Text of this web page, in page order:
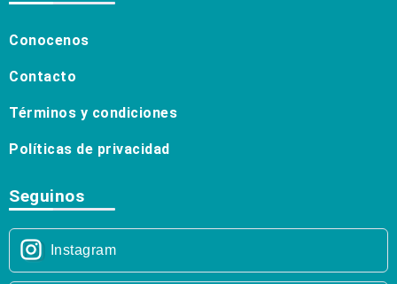
Conocenos
Contacto
Términos y condiciones
Políticas de privacidad
Seguinos
Instagram